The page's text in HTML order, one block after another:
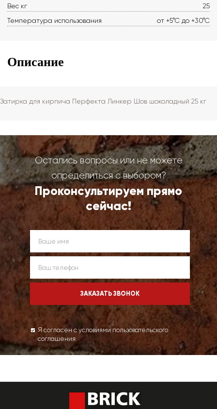
Вес кг
25
Температура использования
от +5°С до +30°С
Описание
Затирка для кирпича Перфекта Линкер Шов шоколадный 25 кг
Остались вопросы или не можете
определиться с выбором?
Проконсультируем прямо
сейчас!
Я согласен с условиями пользовательского
соглашения